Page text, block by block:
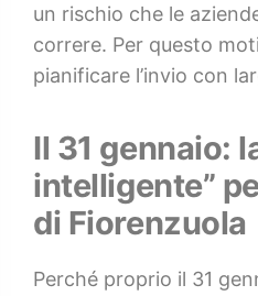
un rischio che le
correre. Per questo
pianificare l’invio con
Il 31 gennaio:
intelligente”
di Fiorenzuola
Perché proprio il 31